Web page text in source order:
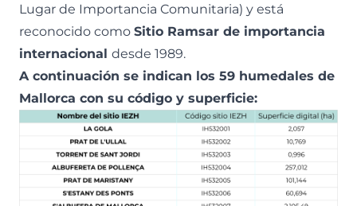
Lugar de Importancia Comunitaria) y está
reconocido como Sitio Ramsar de importancia
internacional desde 1989.
A continuación se indican los 59 humedales de
Mallorca con su código y superficie: